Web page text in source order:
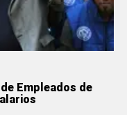
Empleados de